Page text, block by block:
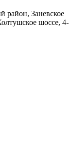
район, Заневское
шоссе, 4-